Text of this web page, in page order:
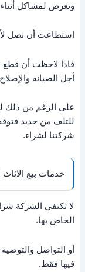
وتعرض لمشاكل
استطاعت أن تصل
فاذا لاحظت أن قطع
أجل الصيانة
على الرغم من ذلك
للتلف من جديد
شركتنا لشراء.
خدمات بيع
لا تكتفي الشركة
الخاص بها.
أو التواصل
فيها فقط.